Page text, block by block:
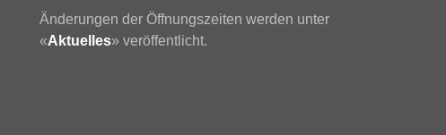
Änderungen der Öffnungszeiten werden unter
«Aktuelles» veröffentlicht.